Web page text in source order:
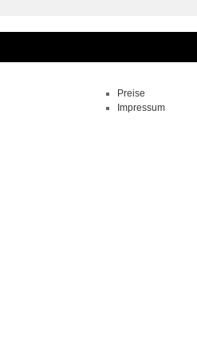
Preise
Impressum